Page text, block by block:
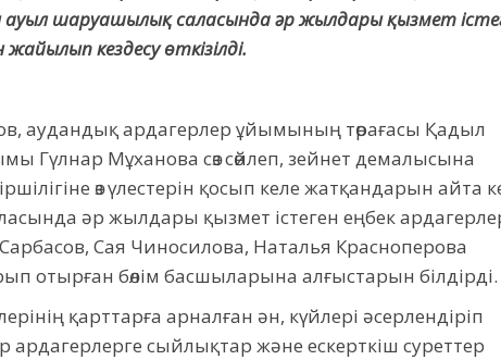
шаруашылық саласында әр жылдары қызмет
кездесу өткізілді.
аудандық ардагерлер ұйымының төрағасы Қадыл
Гүлнар Мұханова сөз сөйлеп, зейнет демалысына
өз үлестерін қосып келе жатқандарын айта
әр жылдары қызмет істеген еңбек
Сая Чиносилова, Наталья Красноперова
отырған бөлім басшыларына алғыстарын білдірді.
қарттарға арналған ән, күйлері әсерлендіріп
ардагерлерге сыйлықтар және ескерткіш суреттер